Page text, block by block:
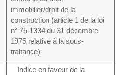
immobilier/droit de la
construction (article 1 de la loi
n° 75-1334 du 31 décembre
1975 relative à la sous-
traitance)
Indice en faveur de la